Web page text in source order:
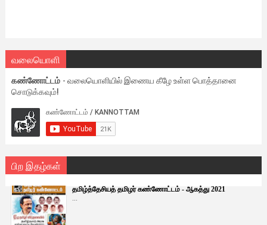
வலையொளி
கண்ணோட்டம் - வலையொளியில் இணைய கீழே உள்ள பொத்தானை
சொடுக்கவும்!
பிற இதழ்கள்
தமிழ்த்தேசியத் தமிழர் கண்ணோட்டம் - ஆகத்து 2021
...